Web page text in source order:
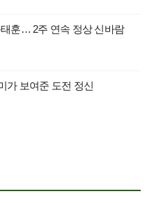
훈… 2주 연속 정상 신바람
가 보여준 도전 정신